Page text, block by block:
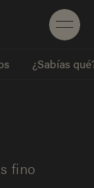
¿Sabías
fino